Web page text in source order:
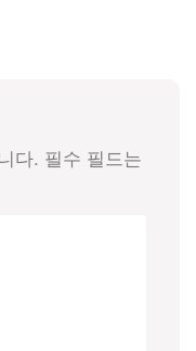
다. 필수 필드는